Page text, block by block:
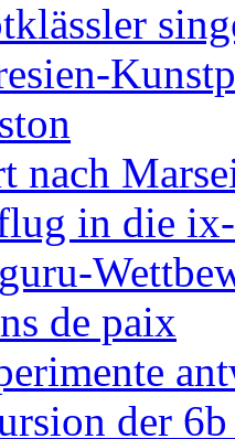
nach
in die
de paix
der